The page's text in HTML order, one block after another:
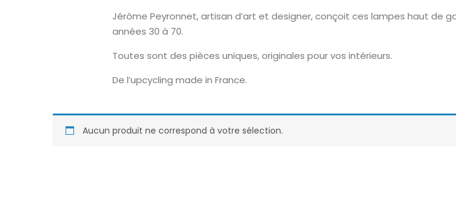
Jérôme Peyronnet, artisan d’art et designer, conçoit ces lampes haut de
années 30 à 70.
Toutes sont des pièces uniques, originales pour vos intérieurs.
De l’upcycling made in France.
Aucun produit ne correspond à votre sélection.